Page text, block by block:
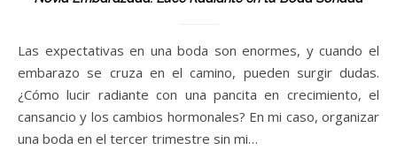
Las expectativas en una boda son enormes, y cuando el
embarazo se cruza en el camino, pueden surgir dudas.
¿Cómo lucir radiante con una pancita en crecimiento, el
cansancio y los cambios hormonales? En mi caso, organizar
una boda en el tercer trimestre sin mi…